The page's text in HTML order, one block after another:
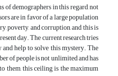
demographers in this regard, not
are in favor of a large population
poverty, and corruption, and this is
day. The current research tries
help to solve this mystery. The
of people is not unlimited and has
them, this ceiling is the maximum